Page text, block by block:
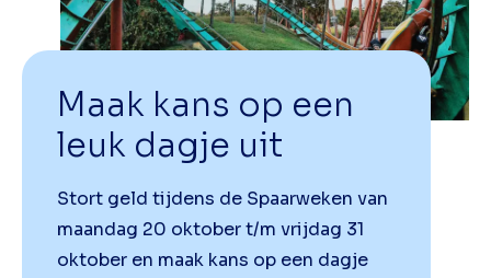
Maak kans op een
leuk dagje uit
Stort geld tijdens de Spaarweken van
maandag 20 oktober t/m vrijdag 31
oktober en maak kans op een dagje